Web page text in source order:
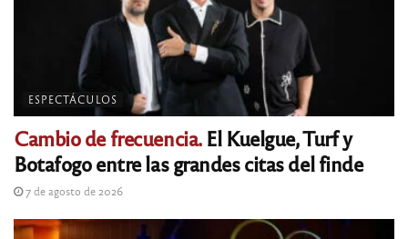
ESPECTÁCULOS
Cambio de frecuencia.El Kuelgue, Turf y
Botafogo entre las grandes citas del finde
7 de agosto de 2026